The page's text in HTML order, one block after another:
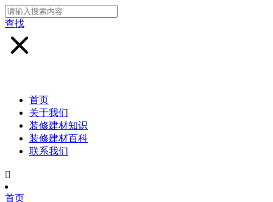
查找
首页
关于我们
装修建材知识
装修建材百科
联系我们

首页